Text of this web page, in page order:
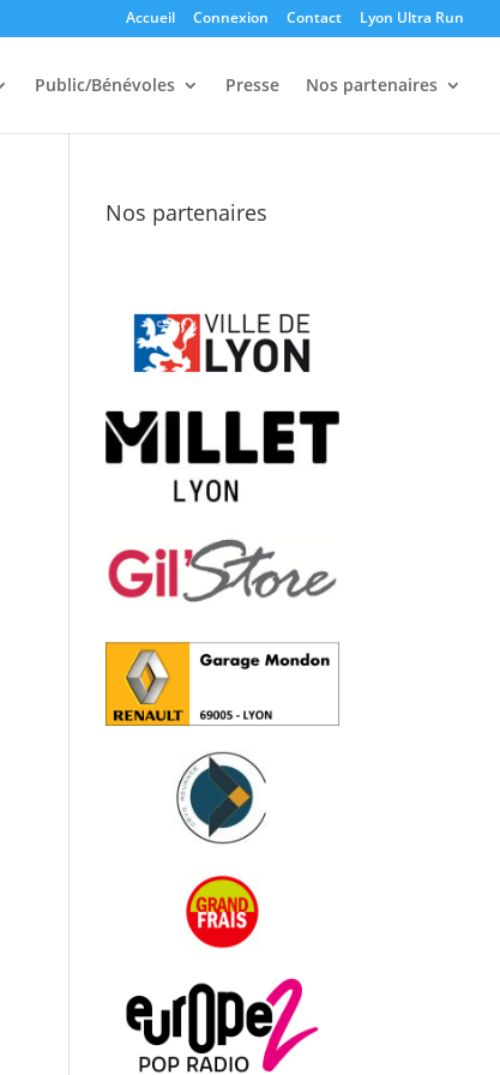
Accueil Connexion Contact Lyon Ultra Run
Public/Bénévoles Presse Nos partenaires
Nos partenaires